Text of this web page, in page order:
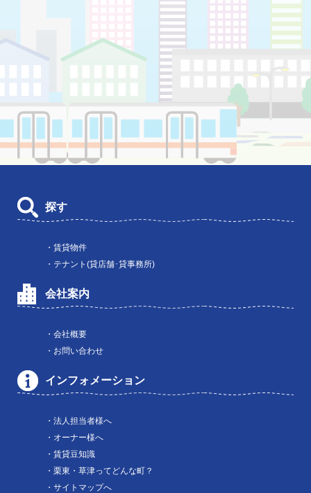
探す
・賃貸物件
・テナント(貸店舗･貸事務所)
会社案内
・会社概要
・お問い合わせ
インフォメーション
・法人担当者様へ
・オーナー様へ
・賃貸豆知識
・栗東・草津ってどんな町？
・サイトマップへ